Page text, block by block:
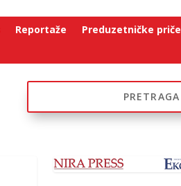
Reportaže Preduzetničke priče